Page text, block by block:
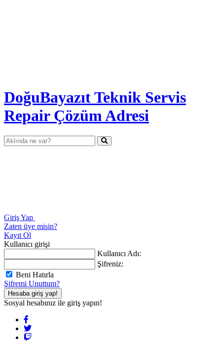
DoğuBayazıt Teknik Servis
Repair Çözüm Adresi
Giriş Yap
Zaten üye misin?
Kayıt Ol
Kullanıcı girişi
Kullanıcı Adı:
Şifreniz:
Beni Hatırla
Şifremi Unuttum?
Hesaba giriş yap!
Sosyal hesabınız ile giriş yapın!